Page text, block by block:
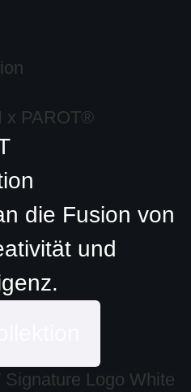
die Fusion von
und